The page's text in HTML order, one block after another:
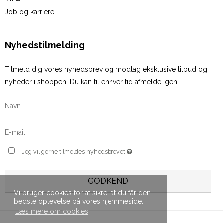
Vi bruger cookies for at sikre, at du får den
bedste oplevelse på vores hjemmeside.
Læs mere om cookies
Job og karriere
Nyhedstilmelding
Tilmeld dig vores nyhedsbrev og modtag eksklusive tilbud og
nyheder i shoppen. Du kan til enhver tid afmelde igen.
Jeg vil gerne tilmeldes nyhedsbrevet
GODKEND